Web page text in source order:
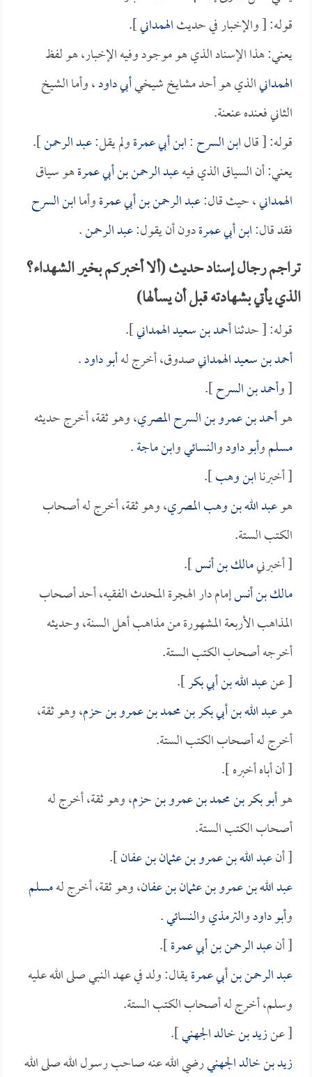
قوله: [ والإخبار في حديثالهمداني].
يعني: هذا الإسناد الذي هو موجود وفيه الإخبار، هو لفظ
الهمدانيالذي هو أحد مشايخ شيخيأبي داود، وأما الشيخ
الثاني فعنده عنعنة.
قوله: [ قالابن السرح:ابن أبي عمرةولم يقل:عبد الرحمن].
يعني: أن السياق الذي فيهعبد الرحمن بن أبي عمرةهو سياق
الهمداني، حيث قال:عبد الرحمن بن أبي عمرةوأماابن السرح
فقد قال:ابن أبي عمرةدون أن يقول:عبد الرحمن.
تراجم رجال إسناد حديث (ألا أخبركم بخير الشهداء؟
الذي يأتي بشهادته قبل أن يسألها)
قوله: [ حدثناأحمد بن سعيد الهمداني].
أحمد بن سعيد الهمدانيصدوق، أخرج لهأبو داود.
[ وأحمد بن السرح].
هوأحمد بن عمرو بن السرح المصري، وهو ثقة، أخرج حديثه
مسلموأبو داودوالنسائيوابن ماجة.
[ أخبرناابن وهب].
هوعبد الله بن وهب المصري، وهو ثقة، أخرج له أصحاب
الكتب الستة.
[ أخبرنيمالك بن أنس].
مالك بن أنسإمام دار الهجرة المحدث الفقيه، أحد أصحاب
المذاهب الأربعة المشهورة من مذاهب أهل السنة، وحديثه
أخرجه أصحاب الكتب الستة.
[ عنعبد الله بن أبي بكر].
هوعبد الله بن أبي بكر بن محمد بن عمرو بن حزم، وهو ثقة،
أخرج له أصحاب الكتب الستة.
[ أن أباه أخبره ].
هوأبو بكر بن محمد بن عمرو بن حزم، وهو ثقة، أخرج له
أصحاب الكتب الستة.
[ أنعبد الله بن عمرو بن عثمان بن عفان].
عبد الله بن عمرو بن عثمان بن عفان، وهو ثقة، أخرج لهمسلم
وأبو داودوالترمذيوالنسائي.
[ أنعبد الرحمن بن أبي عمرة].
عبد الرحمن بن أبي عمرةيقال: ولد في عهد النبي صلى الله عليه
وسلم، أخرج له أصحاب الكتب الستة.
[ عنزيد بن خالد الجهني].
زيد بن خالد الجهنيرضي الله عنه صاحب رسول الله صلى الله